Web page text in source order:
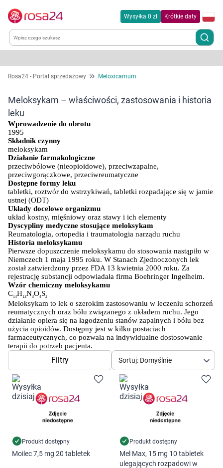
Wysyłka 0 zł Krótkie daty
Kategorie
Chemia gospodarcza
Dla zwierząt
Dom i ogród
Zdrowie
Kobieta w ciąży i mama
Dziecko
Higiena
Kosmetyki
Mężczyzna
Zdrowy styl życia
Zabawki
Sprzęt medyczny
Motoryzacja
Marki
Rosa24 - Portal sprzedażowy Meloxicamum
Meloksykam – właściwości, zastosowania i historia
leku
Wprowadzenie do obrotu
1995
Składnik czynny
meloksykam
Działanie farmakologiczne
przeciwbólowe (nieopioidowe), przeciwzapalne,
przeciwgorączkowe, przeciwreumatyczne
Dostępne formy leku
tabletki, roztwór do wstrzykiwań, tabletki rozpadające się w jamie
ustnej (ODT)
Układy docelowe organizmu
układ kostny, mięśniowy oraz stawy i ich elementy
Dyscypliny medyczne stosujące meloksykam
Reumatologia, ortopedia i traumatologia narządu ruchu
Historia meloksykamu
Pierwsze dopuszczenie meloksykamu do stosowania nastąpiło w
Niemczech 1 maja 1995 roku. W Stanach Zjednoczonych lek
został zatwierdzony przez FDA 13 kwietnia 2000 roku. Za
rejestrację substancji odpowiadała firma Boehringer Ingelheim.
Wzór chemiczny meloksykamu
C14H13N3O4S2
Meloksykam to lek o szerokim zastosowaniu w leczeniu schorzeń
reumatycznych oraz bólu związanego z układem ruchu. Jego
działanie opiera się na łagodzeniu stanów zapalnych i bólu bez
użycia opioidów. Dostępny jest w kilku postaciach
farmaceutycznych, co pozwala na indywidualne dostosowanie
terapii do potrzeb pacjenta.
Filtry Sortuj: Domyślnie
Produkt dostępny
Moilec 7,5 mg 20 tabletek
Produkt dostępny
Mel Max, 15 mg 10 tabletek
ulegających rozpadowi w